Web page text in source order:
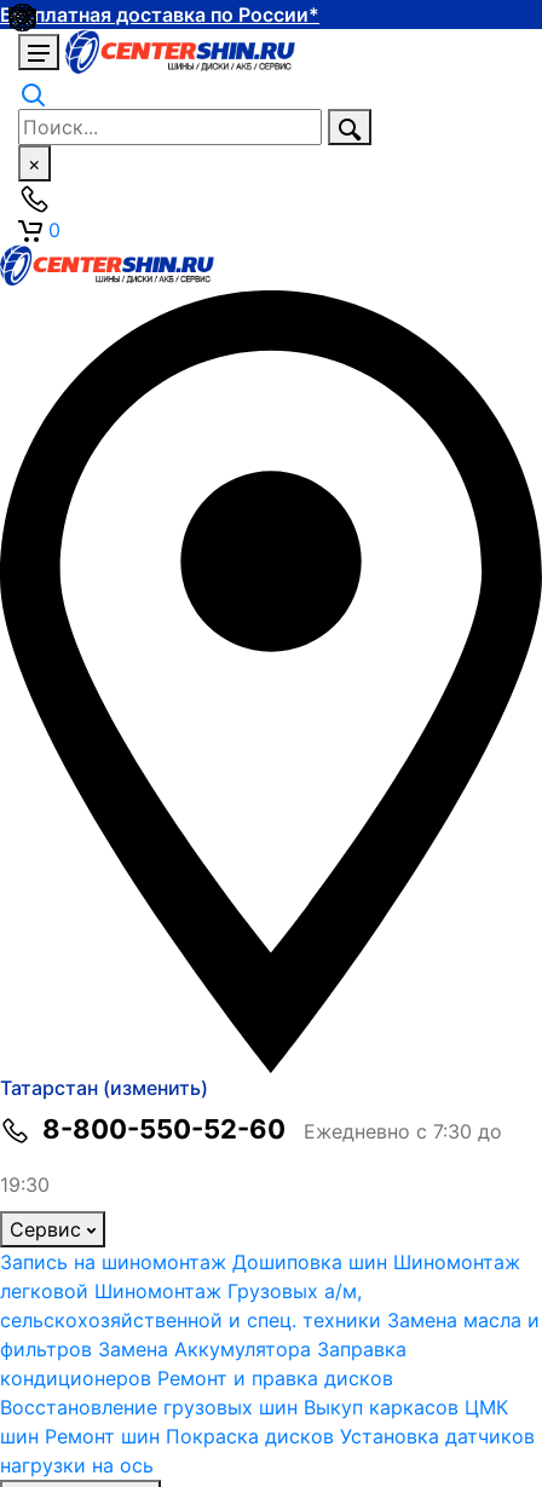
Бесплатная доставка по России*
×
0
Татарстан (изменить)
8-800-550-52-60 Ежедневно с 7:30 до
19:30
Сервис
Запись на шиномонтаж Дошиповка шин Шиномонтаж
легковой Шиномонтаж Грузовых а/м,
сельскохозяйственной и спец. техники Замена масла и
фильтров Замена Аккумулятора Заправка
кондиционеров Ремонт и правка дисков
Восстановление грузовых шин Выкуп каркасов ЦМК
шин Ремонт шин Покраска дисков Установка датчиков
нагрузки на ось